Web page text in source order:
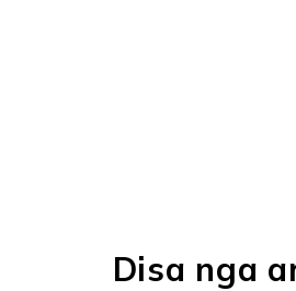
Disa nga